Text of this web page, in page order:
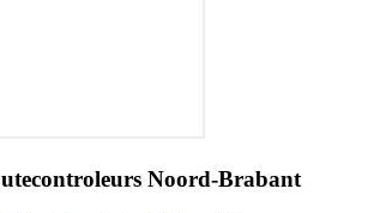
Noord-Brabant